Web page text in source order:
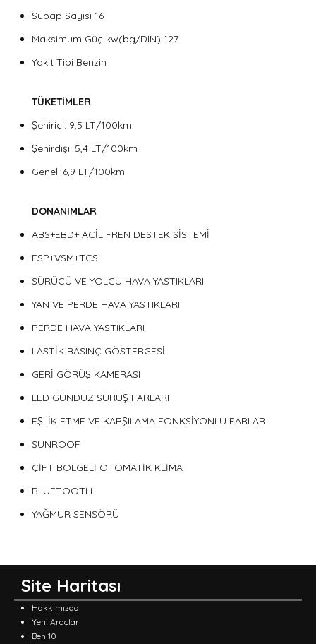
Supap Sayısı 16
Maksimum Güç kw(bg/DIN) 127
Yakıt Tipi Benzin
TÜKETİMLER
Şehiriçi: 9,5 LT/100km
Şehirdışı: 5,4 LT/100km
Genel: 6,9 LT/100km
DONANIMLAR
ABS+EBD+ ACİL FREN DESTEK SİSTEMİ
ESP+VSM+TCS
SÜRÜCÜ VE YOLCU HAVA YASTIKLARI
YAN VE PERDE HAVA YASTIKLARI
PERDE HAVA YASTIKLARI
LASTİK BASINÇ GÖSTERGESİ
GERİ GÖRÜŞ KAMERASI
LED GÜNDÜZ SÜRÜŞ FARLARI
EŞLİK ETME VE KARŞILAMA FONKSİYONLU FARLAR
SUNROOF
ÇİFT BÖLGELİ OTOMATİK KLİMA
BLUETOOTH
YAĞMUR SENSÖRÜ
Site Haritası
Hakkımızda
Yeni Araçlar
Ben 10